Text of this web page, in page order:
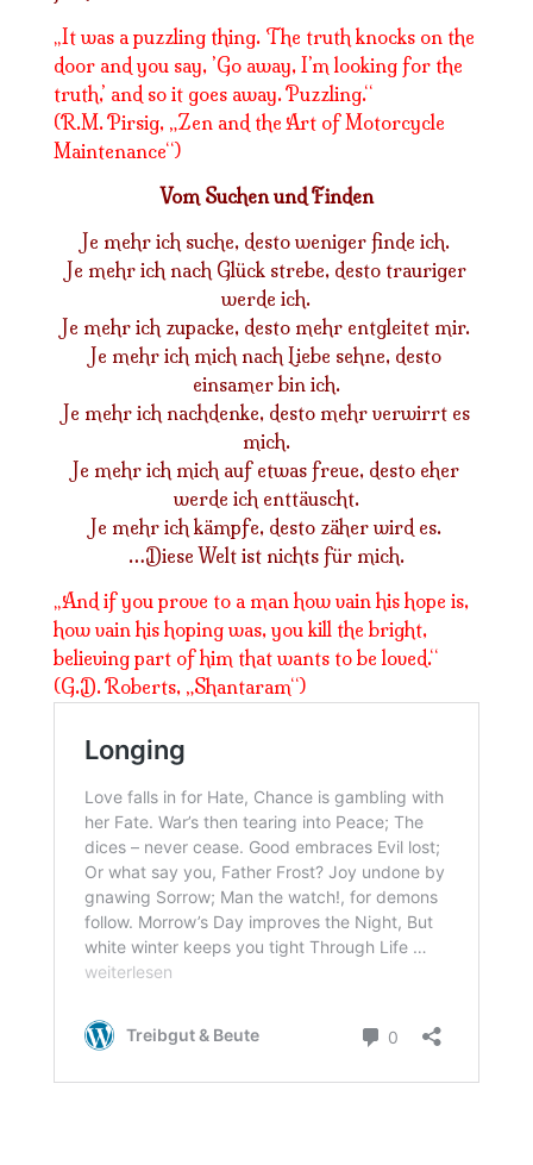
„It was a puzzling thing. The truth knocks on the
door and you say, ’Go away, I’m looking for the
truth,’ and so it goes away. Puzzling.“
(R.M. Pirsig, „Zen and the Art of Motorcycle
Maintenance“)
Vom Suchen und Finden
Je mehr ich suche, desto weniger finde ich.
Je mehr ich nach Glück strebe, desto trauriger
werde ich.
Je mehr ich zupacke, desto mehr entgleitet mir.
Je mehr ich mich nach Liebe sehne, desto
einsamer bin ich.
Je mehr ich nachdenke, desto mehr verwirrt es
mich.
Je mehr ich mich auf etwas freue, desto eher
werde ich enttäuscht.
Je mehr ich kämpfe, desto zäher wird es.
…Diese Welt ist nichts für mich.
„And if you prove to a man how vain his hope is,
how vain his hoping was, you kill the bright,
believing part of him that wants to be loved.“
(G.D. Roberts, „Shantaram“)